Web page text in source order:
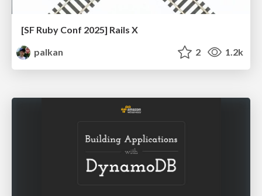
[SF Ruby Conf 2025] Rails X
palkan
2 1.2k